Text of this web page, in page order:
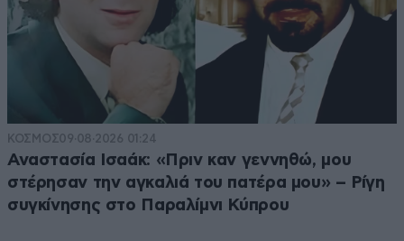
ΚΟΣΜΟΣ09·08·2026 01:24
Αναστασία Ισαάκ: «Πριν καν γεννηθώ, μου
στέρησαν την αγκαλιά του πατέρα μου» – Ρίγη
συγκίνησης στο Παραλίμνι Κύπρου